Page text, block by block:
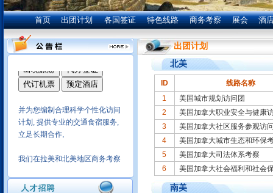
首页 出团计划 各国签证 特色线路 商务考察 展会
酒
我们竭诚为您服务:
并为您编制合理科学个性化访问
计划, 提供专业的交通食宿服务,
立足长期合作,
我们在拉美和北美地区商务考察
动安排细致
出团计划
北美
ID
线路名称
1
美国城市规划访问团
2
美国加拿大职业安全与健康
3
美国加拿大社区服务参观访
4
美国加拿大城市生态和环保
5
美国加拿大司法体系考察
6
美国加拿大社会福利和社会
南美